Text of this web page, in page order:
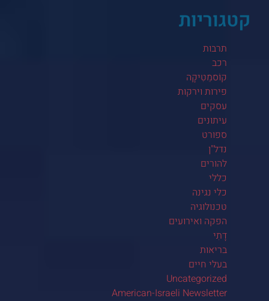
קטגוריות
תרבות
רכב
קוֹסמֵטִיקָה
פירות וירקות
עסקים
עיתונים
ספורט
נדל"ן
להורים
כללי
כלי נגינה
טכנולוגיה
הפקה ואירועים
דָתִי
בריאות
בעלי חיים
Uncategorized
American-Israeli Newsletter